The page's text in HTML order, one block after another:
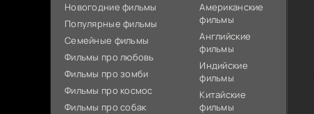
Новогодние фильмы
Популярные фильмы
Cемейные фильмы
Фильмы про любовь
Фильмы про зомби
Фильмы про космос
Фильмы про собак
Американские
фильмы
Английские
фильмы
Индийские
фильмы
Китайские
фильмы